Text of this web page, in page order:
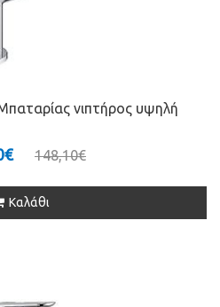
νιπτήρος υψηλή
148,10€
Καλάθι